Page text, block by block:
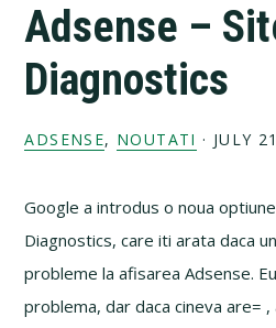
Adsense –
Diagnostics
ADSENSE, NOUTATI · JULY
Google a introdus o noua
Diagnostics, care iti arata daca
probleme la afisarea Adsense.
problema, dar daca cineva are=